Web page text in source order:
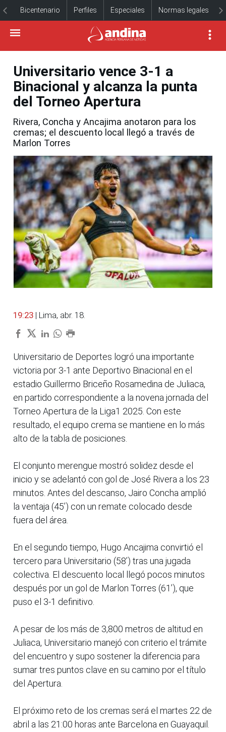
Bicentenario Perfiles Especiales Normas legales
Universitario vence 3-1 a
Binacional y alcanza la punta
del Torneo Apertura
Rivera, Concha y Ancajima anotaron para los
cremas; el descuento local llegó a través de
Marlon Torres
19:23 | Lima, abr. 18.
Universitario de Deportes logró una importante
victoria por 3-1 ante Deportivo Binacional en el
estadio Guillermo Briceño Rosamedina de Juliaca,
en partido correspondiente a la novena jornada del
Torneo Apertura de la Liga1 2025. Con este
resultado, el equipo crema se mantiene en lo más
alto de la tabla de posiciones.
El conjunto merengue mostró solidez desde el
inicio y se adelantó con gol de José Rivera a los 23
minutos. Antes del descanso, Jairo Concha amplió
la ventaja (45’) con un remate colocado desde
fuera del área.
En el segundo tiempo, Hugo Ancajima convirtió el
tercero para Universitario (58’) tras una jugada
colectiva. El descuento local llegó pocos minutos
después por un gol de Marlon Torres (61’), que
puso el 3-1 definitivo.
A pesar de los más de 3,800 metros de altitud en
Juliaca, Universitario manejó con criterio el trámite
del encuentro y supo sostener la diferencia para
sumar tres puntos clave en su camino por el título
del Apertura.
El próximo reto de los cremas será el martes 22 de
abril a las 21:00 horas ante Barcelona en Guayaquil.